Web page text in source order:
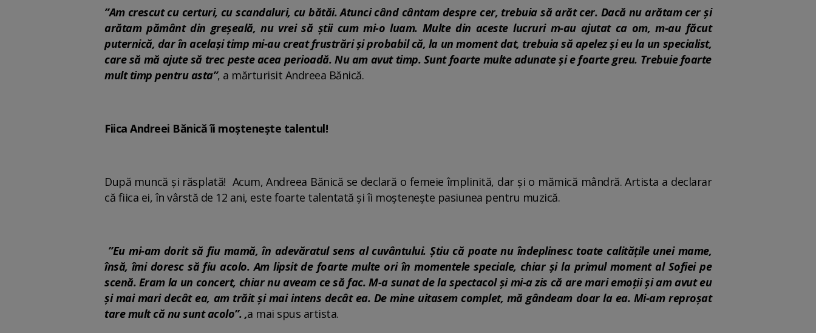
”Am crescut cu certuri, cu scandaluri, cu bătăi. Atunci când cântam despre cer, trebuia să arăt cer. Dacă nu arătam cer și
arătam pământ din greșeală, nu vrei să știi cum mi-o luam. Multe din aceste lucruri m-au ajutat ca om, m-au făcut
puternică, dar în același timp mi-au creat frustrări și probabil că, la un moment dat, trebuia să apelez și eu la un specialist,
care să mă ajute să trec peste acea perioadă. Nu am avut timp. Sunt foarte multe adunate și e foarte greu. Trebuie foarte
mult timp pentru asta”, a mărturisit Andreea Bănică.
Fiica Andreei Bănică îi moștenește talentul!
După muncă și răsplată! Acum, Andreea Bănică se declară o femeie împlinită, dar și o mămică mândră. Artista a declarar
că fiica ei, în vârstă de 12 ani, este foarte talentată și îi moștenește pasiunea pentru muzică.
”Eu mi-am dorit să fiu mamă, în adevăratul sens al cuvântului. Știu că poate nu îndeplinesc toate calitățile unei mame,
însă, îmi doresc să fiu acolo. Am lipsit de foarte multe ori în momentele speciale, chiar și la primul moment al Sofiei pe
scenă. Eram la un concert, chiar nu aveam ce să fac. M-a sunat de la spectacol și mi-a zis că are mari emoții și am avut eu
și mai mari decât ea, am trăit și mai intens decât ea. De mine uitasem complet, mă gândeam doar la ea. Mi-am reproșat
tare mult că nu sunt acolo”. ,a mai spus artista.